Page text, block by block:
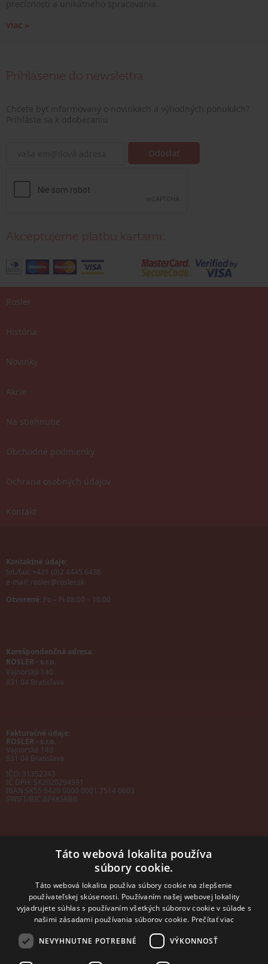
viac »
Prihlásenie do newslettra
Akceptujeme platbu kartami:
Rosler
História
Novinky
Akcie
Na stiahnutie
Obchodné podmienky
Ochrana osobných údajov
Kontakt
Kontaktné údaje:
tel./fax: +421 (0)2 4445 6436
e-mail: rosler@rosler.sk
Otvorené: Po – Pi 08:00 – 16:00
Korešpondenčná adresa:
ROSLER - s.r.o.
Vajnorská 140
831 04 Bratislava
Fakturačné údaje:
ROSLER - s.r.o.
Vajnorská 140
831 04 Bratislava
IČO: 31352243
IČ DPH: SK2020294991
IBAN:SK55 8420 0000 0001 7514 0603
SWIFT/BIC:BFKKSKBB
sales@rosler.sk
Regionálni zástupcovia
Západ a stred:
+421 903 728 402
Východ
mobil: +421 901 728 409
Táto webová lokalita používa
súbory cookie.
Táto webová lokalita používa súbory cookie na zlepšenie
používateľskej skúsenosti. Používaním našej webovej lokality
vyjadrujete súhlas s používaním všetkých súborov cookie v súlade s
našimi zásadami používania súborov cookie. Prečítať viac
NEVYHNUTNE POTREBNÉ VÝKONNOSŤ